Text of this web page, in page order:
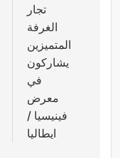
تجار
الغرفة
المتميزين
يشاركون
في
معرض
فينيسيا /
ايطاليا